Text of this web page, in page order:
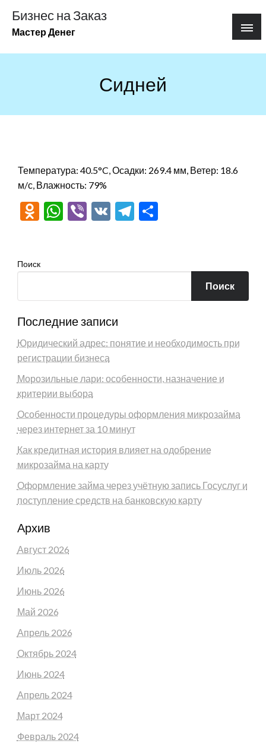
содержимому
Бизнес на Заказ
Мастер Денег
Сидней
Температура: 40.5°C, Осадки: 269.4 мм, Ветер: 18.6
м/с, Влажность: 79%
Odnoklassniki
WhatsApp
Viber
VK Telegram
Поиск
Поиск
Последние записи
Юридический адрес: понятие и необходимость при
регистрации бизнеса
Морозильные лари: особенности, назначение и
критерии выбора
Особенности процедуры оформления микрозайма
через интернет за 10 минут
Как кредитная история влияет на одобрение
микрозайма на карту
Оформление займа через учётную запись Госуслуг и
поступление средств на банковскую карту
Архив
Август 2026
Июль 2026
Июнь 2026
Май 2026
Апрель 2026
Октябрь 2024
Июнь 2024
Апрель 2024
Март 2024
Февраль 2024